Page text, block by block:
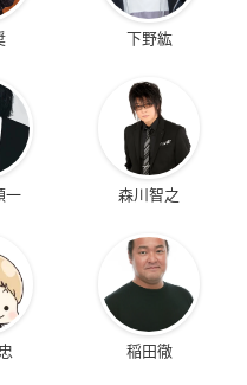
下野紘
一 森川智之
稲田徹